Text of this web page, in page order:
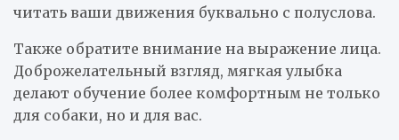
читать ваши движения буквально с полуслова.
Также обратите внимание на выражение лица.
Доброжелательный взгляд, мягкая улыбка
делают обучение более комфортным не только
для собаки, но и для вас.